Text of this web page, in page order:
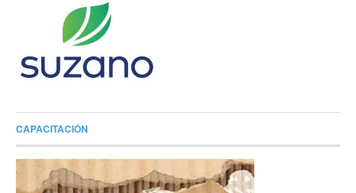
CAPACITACIÓN